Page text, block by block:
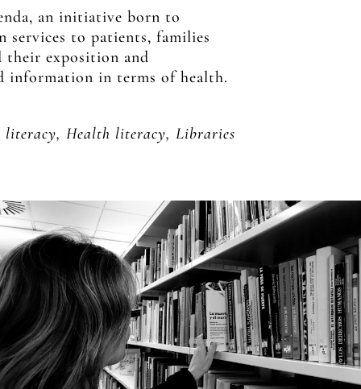
an initiative born to
to patients, families
their exposition and
information in terms of health.
literacy, Health literacy, Libraries